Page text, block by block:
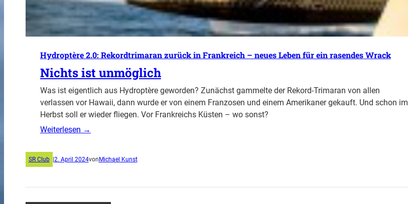
Hydroptère 2.0: Rekordtrimaran zurück in Frankreich – neues Leben für ein rasendes Wrack
Nichts ist unmöglich
Was ist eigentlich aus Hydroptère geworden? Zunächst gammelte der Rekord-Trimaran von allen
verlassen vor Hawaii, dann wurde er von einem Franzosen und einem Amerikaner gekauft. Und schon im
Herbst soll er wieder fliegen. Vor Frankreichs Küsten – wo sonst?
Weiterlesen →
SR Club 2. April 2024von Michael Kunst